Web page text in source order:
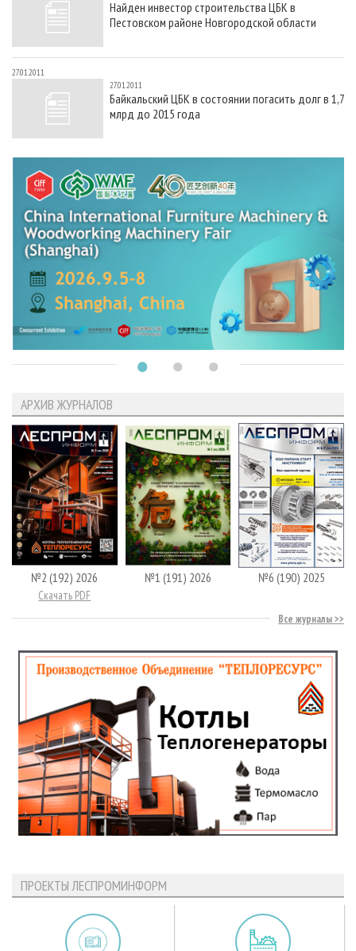
СУШКА ДРЕВЕСИНЫ
ПРОИЗВОДСТВО ДРЕВЕСНЫХ ПЛИТ
ДЕРЕВЯННОЕ ДОМОСТРОЕНИЕ
ПРОИЗВОДСТВО МЕБЕЛИ
БИОЭНЕРГЕТИКА
ЦБП
ИНСТРУМЕНТ И МАТЕРИАЛЫ
ПЕРСОНЫ
МОБИЛЬНЫЕ ВЫСТАВКИ
ПРИОРИТЕТНЫЕ ИНВЕСТПРОЕКТЫ
RUSSIAN FORESTRY REVIEW
ГАЗЕТА ЛЕСПРОМФОРУМ
БИБЛИОТЕКА СПЕЦИАЛИСТА
КОНТАКТЫ
РЕКЛАМА
Найден инвестор строительства ЦБК в
Пестовском районе Новгородской области
27.01.2011
27.01.2011
Байкальский ЦБК в состоянии погасить долг в 1,7
млрд до 2015 года
АРХИВ ЖУРНАЛОВ
№2 (192) 2026
Скачать PDF
№1 (191) 2026 №6 (190) 2025
Все журналы
ПРОЕКТЫ ЛЕСПРОМИНФОРМ